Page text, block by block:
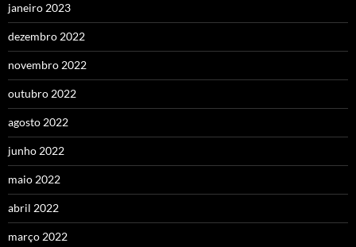
janeiro 2023
dezembro 2022
novembro 2022
outubro 2022
agosto 2022
junho 2022
maio 2022
abril 2022
março 2022